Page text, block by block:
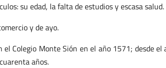
su edad, la falta de estudios y escasa salud.
y de ayo.
el Colegio Monte Sión en el año 1571; desde
años.